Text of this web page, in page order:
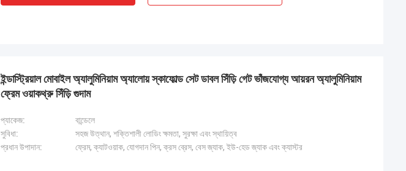
ইন্ডাস্ট্রিয়াল মোবাইল অ্যালুমিনিয়াম অ্যালোয় স্কাফোল্ড সেট ডাবল সিঁড়ি গেট ভাঁজযোগ্য আয়রন অ্যালুমিনিয়াম
ফ্রেম ওয়াকথ্রু সিঁড়ি গুদাম
প্যাকেজ:
বান্ডেলে
সুবিধা:
সহজ উত্থান, শক্তিশালী লোডিং ক্ষমতা, সুরক্ষা এবং স্থায়িত্ব
প্রধান উপাদান:
ফ্রেম, ক্যাটওয়াক, যোগদান পিন, ক্রস ব্রেস, বেস জ্যাক, ইউ-হেড জ্যাক এবং ক্যাস্টর